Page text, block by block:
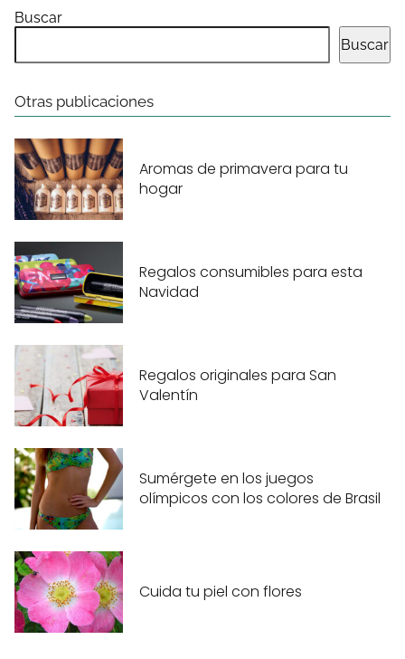
Buscar
Buscar
Otras publicaciones
Aromas de primavera para tu
hogar
Regalos consumibles para esta
Navidad
Regalos originales para San
Valentín
Sumérgete en los juegos
olímpicos con los colores de Brasil
Cuida tu piel con flores